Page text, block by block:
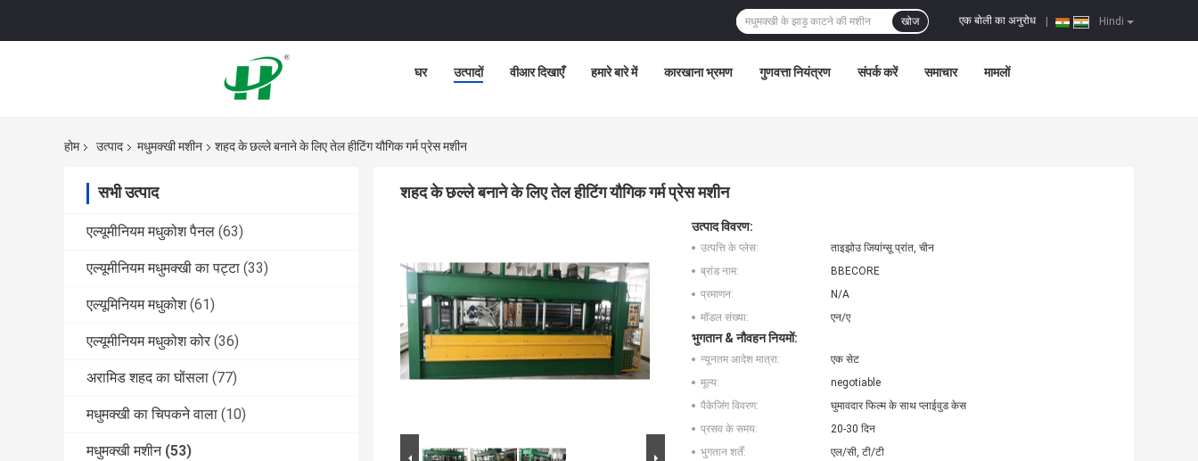
Hindi
एक बोली का अनुरोध
खोज
घर उत्पादों वीआर दिखाएँ हमारे बारे में कारखाना भ्रमण गुणवत्ता नियंत्रण संपर्क करें समाचार मामलों
होम उत्पाद मधुमक्खी मशीन शहद के छल्ले बनाने के लिए तेल हीटिंग यौगिक गर्म प्रेस मशीन
सभी उत्पाद
एल्यूमीनियम मधुकोश पैनल (63)
एल्यूमीनियम मधुमक्खी का पट्टा (33)
एल्यूमिनियम मधुकोश (61)
एल्यूमीनियम मधुकोश कोर (36)
अरामिड शहद का घोंसला (77)
मधुमक्खी का चिपकने वाला (10)
मधुमक्खी मशीन (53)
शहद के छल्ले बनाने के लिए तेल हीटिंग यौगिक गर्म प्रेस मशीन
उत्पाद विवरण:
उत्पत्ति के प्लेस:
ताइझोउ जियांग्सू प्रांत, चीन
ब्रांड नाम:
BBECORE
प्रमाणन:
N/A
मॉडल संख्या:
एन/ए
भुगतान & नौवहन नियमों:
न्यूनतम आदेश मात्रा:
एक सेट
मूल्य:
negotiable
पैकेजिंग विवरण:
घुमावदार फिल्म के साथ प्लाईवुड केस
प्रसव के समय:
20-30 दिन
भुगतान शर्तें:
एल/सी, टी/टी